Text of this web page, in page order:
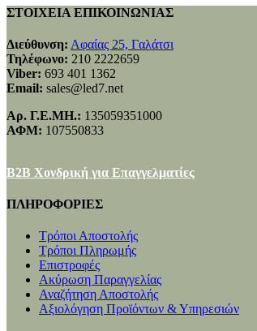
ΣΤΟΙΧΕΙΑ ΕΠΙΚΟΙΝΩΝΙΑΣ
Διεύθυνση: Αφαίας 25, Γαλάτσι
Τηλέφωνο: 210 2222659
Viber: 693 401 1362
Email: sales@led7.net
Αρ. Γ.Ε.ΜΗ.: 135059351000
ΑΦΜ: 107550833
B2B Χονδρική για Επαγγελματίες
ΠΛΗΡΟΦΟΡΙΕΣ
Τρόποι Αποστολής
Τρόποι Πληρωμής
Επιστροφές
Ακύρωση Παραγγελίας
Αναζήτηση Αποστολής
Αξιολόγηση Προϊόντων & Υπηρεσιών